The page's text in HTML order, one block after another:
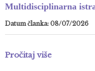
Multidisciplinarna
Datum članka: 08/07/2026
Pročitaj više